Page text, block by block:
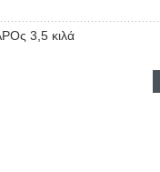
3,5 κιλά